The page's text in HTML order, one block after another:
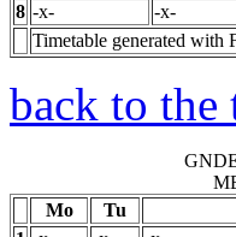
8 -x- -x-
Timetable generated
back to the
Mo
Tu